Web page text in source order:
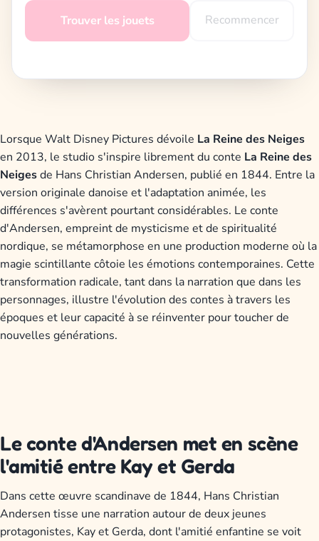
Trouver les jouets Recommencer
Lorsque Walt Disney Pictures dévoile La Reine des Neiges
en 2013, le studio s'inspire librement du conte La Reine des
Neigesde Hans Christian Andersen, publié en 1844. Entre la
version originale danoise et l'adaptation animée, les
différences s'avèrent pourtant considérables. Le conte
d'Andersen, empreint de mysticisme et de spiritualité
nordique, se métamorphose en une production moderne où la
magie scintillante côtoie les émotions contemporaines. Cette
transformation radicale, tant dans la narration que dans les
personnages, illustre l'évolution des contes à travers les
époques et leur capacité à se réinventer pour toucher de
nouvelles générations.
Le conte d'Andersen met en scène
l'amitié entre Kay et Gerda
Dans cette œuvre scandinave de 1844, Hans Christian
Andersen tisse une narration autour de deux jeunes
protagonistes, Kay et Gerda, dont l'amitié enfantine se voit